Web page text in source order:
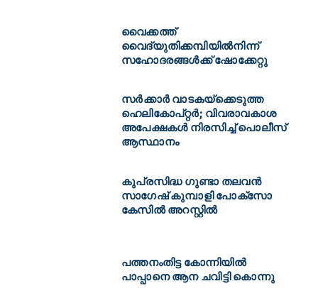
വൈക്കത്ത്
വൈദ്യുതിക്കമ്പിയിൽനിന്ന്
സഹോദരങ്ങൾക്ക് ഷോക്കേറ്റു
സർക്കാർ വാടകയ്‌ക്കെടുത്ത
ഹെലികോപ്റ്റർ; വിവരാവകാശ
അപേക്ഷകള്‍ നിരസിച്ച് പൊലീസ്
ആസ്ഥാനം
കുപ്രസിദ്ധ ഗുണ്ടാ തലവൻ
സാഗേഷ് കുമ്പാളി പോക്‌സോ
കേസിൽ അറസ്റ്റിൽ
പത്തനംതിട്ട കോന്നിയിൽ
പാപ്പാനെ ആന ചവിട്ടി കൊന്നു